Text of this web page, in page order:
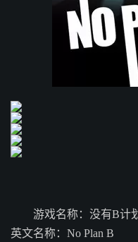
游戏名称：没有B计
英文名称：No Plan B